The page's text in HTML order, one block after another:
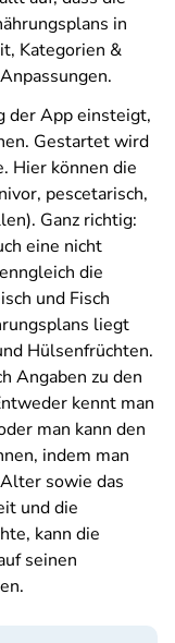
in
Kategorien &
der App einsteigt,
Gestartet wird
Hier können die
pescetarisch,
Ganz richtig:
eine nicht
die
und Fisch
liegt
Hülsenfrüchten.
Angaben zu den
kennt man
man kann den
indem man
sowie das
und die
kann die
seinen